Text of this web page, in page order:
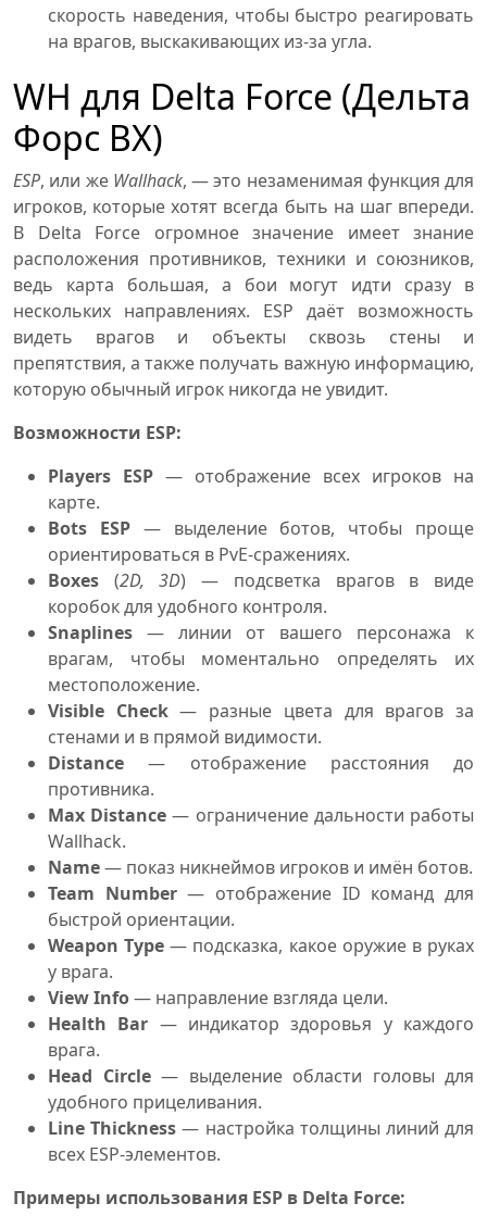
скорость наведения, чтобы быстро реагировать
на врагов, выскакивающих из-за угла.
WH для Delta Force (Дельта
Форс ВХ)
ESP, или же Wallhack, — это незаменимая функция для
игроков, которые хотят всегда быть на шаг впереди.
В Delta Force огромное значение имеет знание
расположения противников, техники и союзников,
ведь карта большая, а бои могут идти сразу в
нескольких направлениях. ESP даёт возможность
видеть врагов и объекты сквозь стены и
препятствия, а также получать важную информацию,
которую обычный игрок никогда не увидит.
Возможности ESP:
Players ESP — отображение всех игроков на
карте.
Bots ESP— выделение ботов, чтобы проще
ориентироваться в PvE-сражениях.
Boxes (2D, 3D) — подсветка врагов в виде
коробок для удобного контроля.
Snaplines — линии от вашего персонажа к
врагам, чтобы моментально определять их
местоположение.
Visible Check— разные цвета для врагов за
стенами и в прямой видимости.
Distance — отображение расстояния до
противника.
Max Distance — ограничение дальности работы
Wallhack.
Name— показ никнеймов игроков и имён ботов.
Team Number— отображение ID команд для
быстрой ориентации.
Weapon Type — подсказка, какое оружие в руках
у врага.
View Info— направление взгляда цели.
Health Bar — индикатор здоровья у каждого
врага.
Head Circle— выделение области головы для
удобного прицеливания.
Line Thickness — настройка толщины линий для
всех ESP-элементов.
Примеры использования ESP в Delta Force: